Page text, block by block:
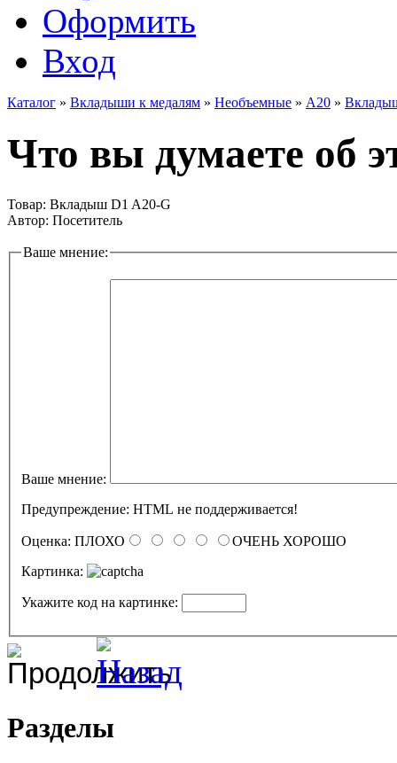
Оформить
Вход
Каталог » Вкладыши к медалям » Необъемные » A20 »
Что вы думаете об
Товар: Вкладыш D1 A20-G
Автор: Посетитель
Ваше мнение:
Ваше мнение:
Предупреждение: HTML не поддерживается!
Оценка: ПЛОХО
ОЧЕНЬ ХОРОШО
Картинка:
Укажите код на картинке:
Разделы